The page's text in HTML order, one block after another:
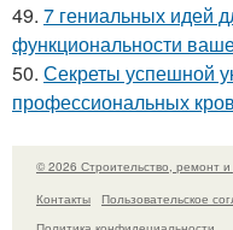
49. 7 гениальных идей
функциональности
50. Секреты успешной
профессиональных
© 2026 Строительство, ремонт и
Контакты
Пользовательское